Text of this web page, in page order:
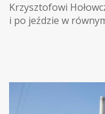
Krzysztofowi
i po jeździe w